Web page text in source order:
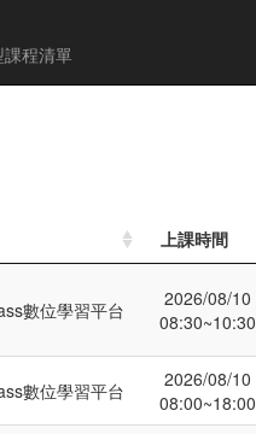
課程清單
上課時間
數位學習平台
2026/08/10
08:30~10:30
數位學習平台
2026/08/10
08:00~18:00